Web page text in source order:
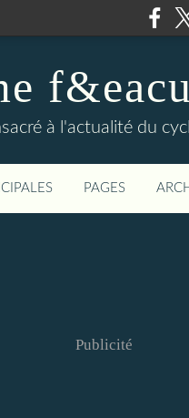
à l'actualité du
PAGES
Publicité